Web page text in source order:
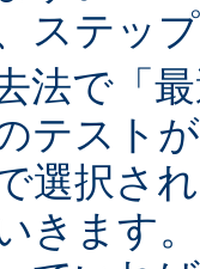
ステッ
法で「
テスト
選択さ
きます